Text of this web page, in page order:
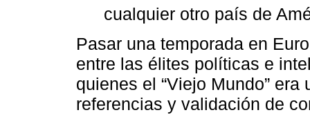
cualquier otro país de
Pasar una temporada en
entre las élites políticas e
quienes el “Viejo Mundo”
referencias y validación de